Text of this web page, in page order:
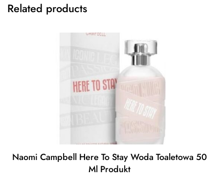
Related products
Naomi Campbell Here To Stay Woda Toaletowa 50
Ml Produkt